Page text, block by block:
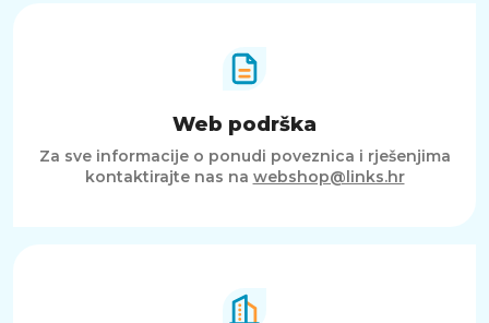
Web podrška
Za sve informacije o ponudi poveznica i rješenjima
kontaktirajte nas na webshop@links.hr